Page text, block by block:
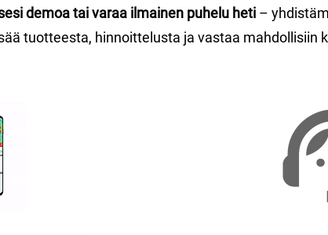
demoa tai varaa ilmainen puhelu heti –
tuotteesta, hinnoittelusta ja vastaa mahdollisiin